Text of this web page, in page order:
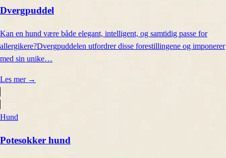
Dvergpuddel
Kan en hund være både elegant, intelligent, og samtidig passe for
allergikere?Dvergpuddelen utfordrer disse forestillingene og imponerer
med sin unike…
Les mer →
Hund
Potesokker hund